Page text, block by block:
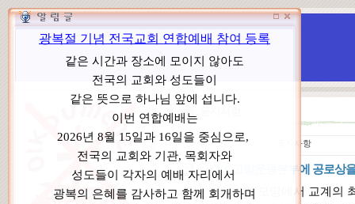
WCC 고발(반대)운동본부
특별 WCC 반대 대책 위원회
ㆍ분 류 공지사항
“ WCC고발운동본부에 공로상
지난 6월 10일 모임에서 교계의